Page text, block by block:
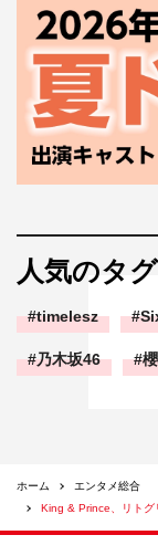
人気のタグ
timelesz
乃木坂46
ホーム
エンタメ総合
King & Prince、リトグ